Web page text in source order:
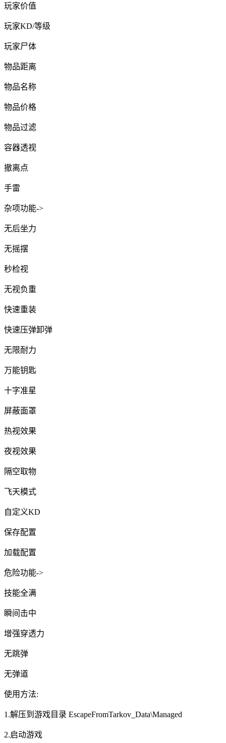
玩家价值
玩家KD/等级
玩家尸体
物品距离
物品名称
物品价格
物品过滤
容器透视
撤离点
手雷
杂项功能->
无后坐力
无摇摆
秒检视
无视负重
快速重装
快速压弹卸弹
无限耐力
万能钥匙
十字准星
屏蔽面罩
热视效果
夜视效果
隔空取物
飞天模式
自定义KD
保存配置
加载配置
危险功能->
技能全满
瞬间击中
增强穿透力
无跳弹
无弹道
使用方法:
1.解压到游戏目录 EscapeFromTarkov_Data\Managed
2.启动游戏